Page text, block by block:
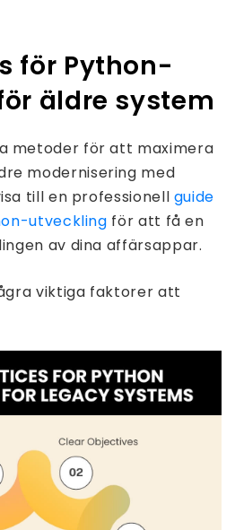
för Python-
äldre system
metoder för att maximera
modernisering med
till en professionell guide
utveckling för att få en
av dina affärsappar.
viktiga faktorer att